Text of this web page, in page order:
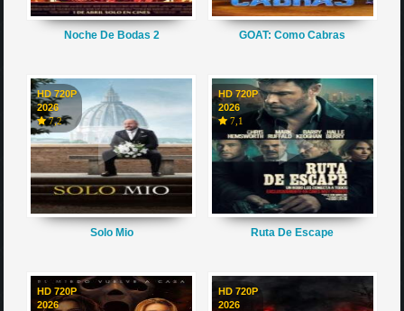
Noche De Bodas 2 GOAT: Como Cabras
HD 720P
2026
7,2
Solo Mio
HD 720P
2026
7,1
Ruta De Escape
HD 720P
2026
HD 720P
2026